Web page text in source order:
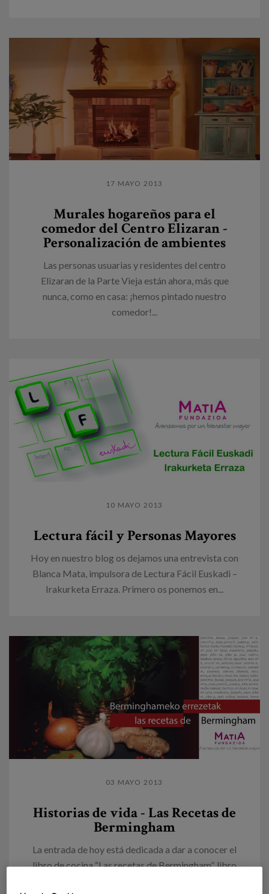
17 MAYO 2013
Murales hogareños para el
comedor del Centro Elizaran -
Personalización de ambientes
Las personas usuarias y residentes del centro
Elizaran de la Parte Vieja están ahora, más que
nunca, como en casa: ¡hemos pintado nuestro
comedor!...
10 MAYO 2013
Lectura fácil y Personas Mayores
Hoy en nuestro blog os dejamos una entrevista con
Blanca Mata, impulsora de Lectura Fácil Euskadi –
Irakurketa Erraza. Primero os ponemos en...
03 MAYO 2013
Historias de vida - Las Recetas de
Bermingham
La entrada de hoy está dedicada a dar a conocer el
libro de cocina “Las recetas de Bermingham”, libro